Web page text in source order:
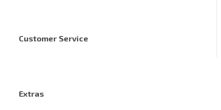
Customer Service
Extras